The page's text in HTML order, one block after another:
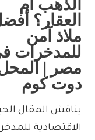
الذهب أم
العقار؟
ملاذ آمن
للمدخرات
مصر |
دوت كوم
يناقش المقال
الاقتصادية للمدخر